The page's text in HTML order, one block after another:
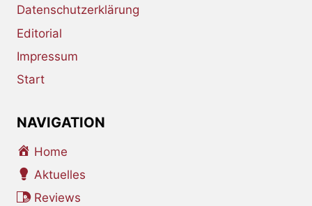
Datenschutzerklärung
Editorial
Impressum
Start
NAVIGATION
Home
Aktuelles
Reviews